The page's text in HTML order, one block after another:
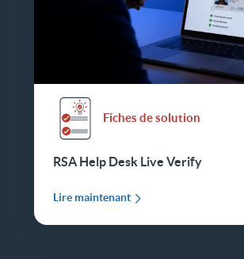
Fiches de solution
RSA Help Desk Live Verify
Lire maintenant